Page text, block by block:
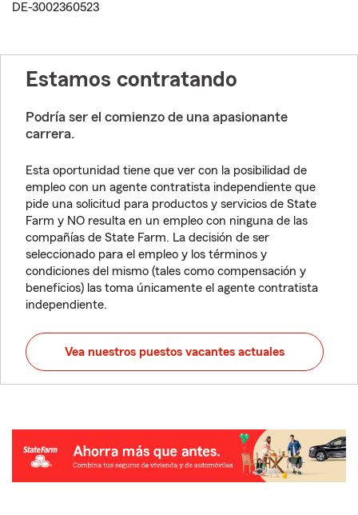
DE-3002360523
Estamos contratando
Podría ser el comienzo de una apasionante
carrera.
Esta oportunidad tiene que ver con la posibilidad de
empleo con un agente contratista independiente que
pide una solicitud para productos y servicios de State
Farm y NO resulta en un empleo con ninguna de las
compañías de State Farm. La decisión de ser
seleccionado para el empleo y los términos y
condiciones del mismo (tales como compensación y
beneficios) las toma únicamente el agente contratista
independiente.
Vea nuestros puestos vacantes actuales